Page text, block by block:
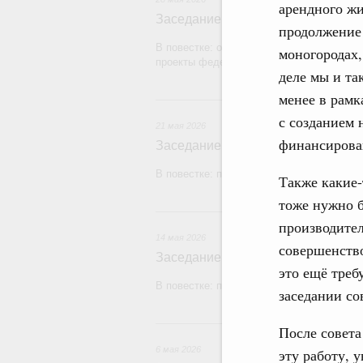
арендного
деле мы и
менее в
с созданием
Также
тоже нужно
это ещё
заседании
После
эту работу,
Заседание Правительства (2026
проекты федеральных законов.
Заседание Правительства (2026
Заседание Правительства (2026